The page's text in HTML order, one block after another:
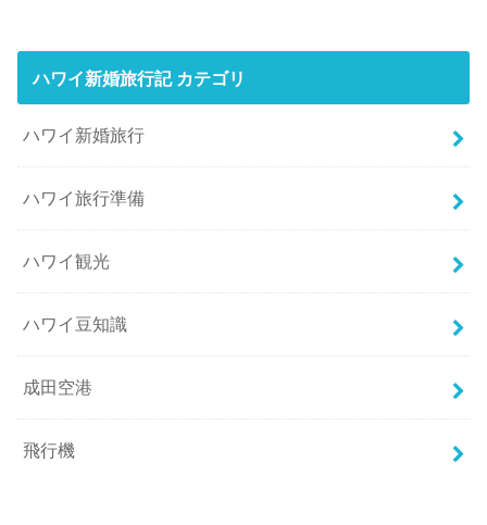
ハワイ新婚旅行記 カテゴリ
ハワイ新婚旅行
ハワイ旅行準備
ハワイ観光
ハワイ豆知識
成田空港
飛行機